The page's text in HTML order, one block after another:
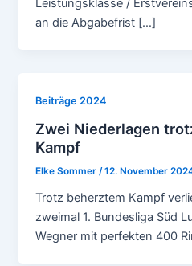
Leistungsklasse /
an die Abgabefrist […]
Beiträge 2024
Zwei Niederlagen
Kampf
Elke Sommer/12. November
Trotz beherztem Kampf
zweimal 1. Bundesliga Süd
Wegner mit perfekten 400